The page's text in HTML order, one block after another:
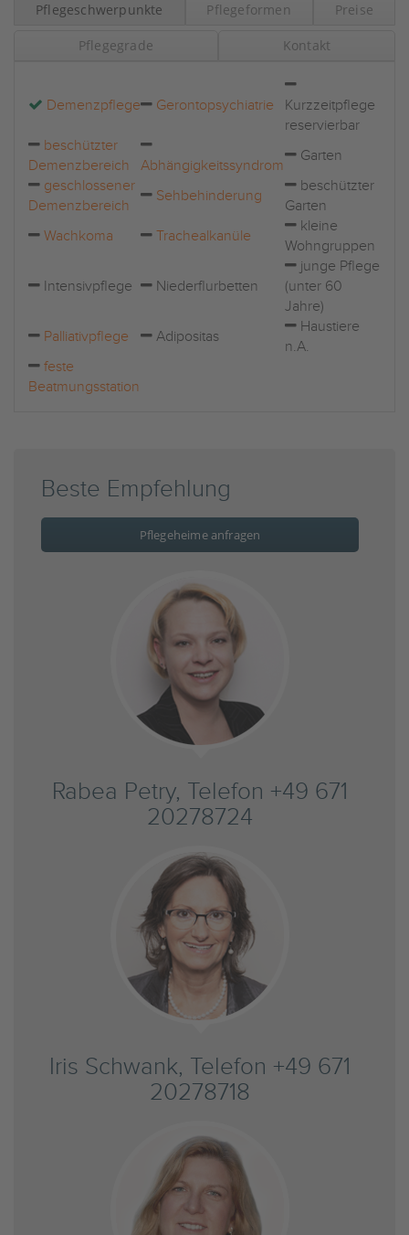
Pflegeschwerpunkte Pflegeformen Preise
Pflegegrade Kontakt
Demenzpflege Gerontopsychiatrie
Kurzzeitpflege
reservierbar
beschützter
Demenzbereich
Abhängigkeitssyndrom
Garten
geschlossener
Demenzbereich
Sehbehinderung
beschützter
Garten
Wachkoma
Trachealkanüle
kleine
Wohngruppen
Intensivpflege Niederflurbetten
junge Pflege
(unter 60
Jahre)
Palliativpflege
Adipositas
Haustiere
n.A.
feste
Beatmungsstation
Beste Empfehlung
Pflegeheime anfragen
Rabea Petry, Telefon +49 671
20278724
Iris Schwank, Telefon +49 671
20278718